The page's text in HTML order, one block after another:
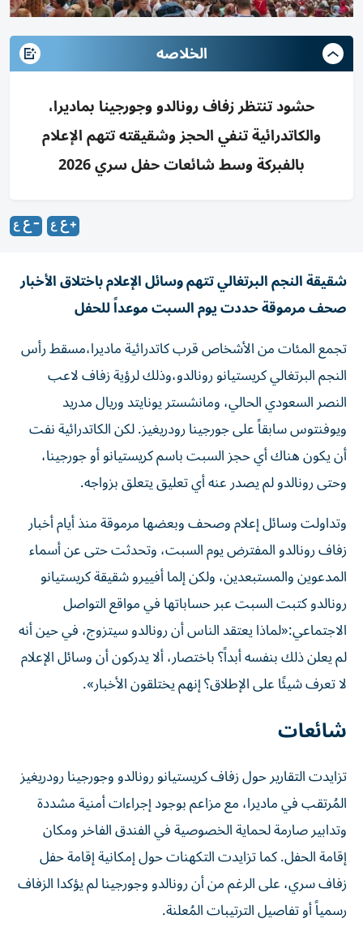
الخلاصه
حشود تنتظر زفاف رونالدو وجورجينا بماديرا،
والكاتدرائية تنفي الحجز وشقيقته تتهم الإعلام
بالفبركة وسط شائعات حفل سري 2026
شقيقة النجم البرتغالي تتهم وسائل الإعلام باختلاق الأخبار
صحف مرموقة حددت يوم السبت موعداً للحفل
تجمع المئات من الأشخاص قرب كاتدرائية ماديرا،مسقط رأس
النجم البرتغالي كريستيانو رونالدو،وذلك لرؤية زفاف لاعب
النصر السعودي الحالي، ومانشستر يونايتد وريال مدريد
ويوفنتوس سابقاً على جورجينا رودريغيز. لكن الكاتدرائية نفت
أن يكون هناك أي حجز السبت باسم كريستيانو أو جورجينا،
وحتى رونالدو لم يصدر عنه أي تعليق يتعلق بزواجه.
وتداولت وسائل إعلام وصحف وبعضها مرموقة منذ أيام أخبار
زفاف رونالدو المفترض يوم السبت، وتحدثت حتى عن أسماء
المدعوين والمستبعدين، ولكن إلما أفييرو شقيقة كريستيانو
رونالدو كتبت السبت عبر حساباتها في مواقع التواصل
الاجتماعي:«لماذا يعتقد الناس أن رونالدو سيتزوج، في حين أنه
لم يعلن ذلك بنفسه أبداً؟ باختصار، ألا يدركون أن وسائل الإعلام
لا تعرف شيئًا على الإطلاق؟ إنهم يختلقون الأخبار».
شائعات
تزايدت التقارير حول زفاف كريستيانو رونالدو وجورجينا رودريغيز
المُرتقب في ماديرا، مع مزاعم بوجود إجراءات أمنية مشددة
وتدابير صارمة لحماية الخصوصية في الفندق الفاخر ومكان
إقامة الحفل. كما تزايدت التكهنات حول إمكانية إقامة حفل
زفاف سري، على الرغم من أن رونالدو وجورجينا لم يؤكدا الزفاف
رسمياً أو تفاصيل الترتيبات المُعلنة.